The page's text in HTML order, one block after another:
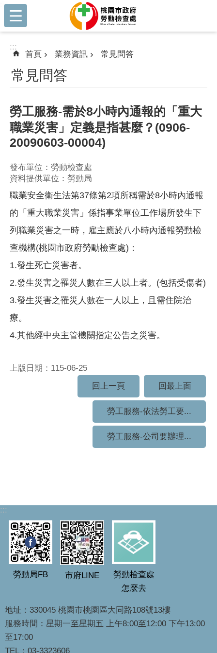
跳到主要內容區塊
:::
:::
首頁 業務資訊 常見問答
常見問答
勞工服務-需於8小時內通報的「重大
職業災害」定義是指甚麼？(0906-
20090603-00004)
發布單位：勞動檢查處
資料提供單位：勞動局
職業安全衛生法第37條第2項所稱需於8小時內通報
的「重大職業災害」係指事業單位工作場所發生下
列職業災害之一時，雇主應於八小時內通報勞動檢
查機構(桃園市政府勞動檢查處)：
1.發生死亡災害者。
2.發生災害之罹災人數在三人以上者。(包括受傷者)
3.發生災害之罹災人數在一人以上，且需住院治
療。
4.其他經中央主管機關指定公告之災害。
上版日期：115-06-25
回上一頁
回最上面
勞工服務-依法勞工要...
勞工服務-公司要辦理...
:::
勞動局FB 市府LINE
勞動檢查處
怎麼去
地址：330045 桃園市桃園區大同路108號13樓
服務時間：星期一至星期五 上午8:00至12:00 下午13:00
至17:00
TEL：03-3323606